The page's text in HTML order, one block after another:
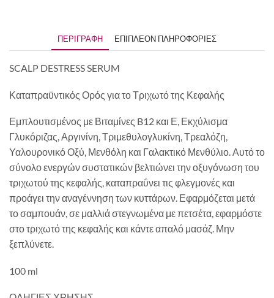
ΠΕΡΙΓΡΑΦΉ ΕΠΙΠΛΈΟΝ ΠΛΗΡΟΦΟΡΊΕΣ
SCALP DESTRESS SERUM
Καταπραϋντικός Ορός για το Τριχωτό της Κεφαλής
Εμπλουτισμένος με Βιταμίνες B12 και Ε, Εκχύλισμα
Γλυκόριζας, Αργινίνη, Τριμεθυλογλυκίνη, Τρεαλόζη,
Υαλουρονικό Οξύ, Μενθόλη και Γαλακτικό Μενθύλιο. Αυτό το
σύνολο ενεργών συστατικών βελτιώνει την οξυγόνωση του
τριχωτού της κεφαλής, καταπραΰνει τις φλεγμονές και
προάγει την αναγέννηση των κυττάρων. Εφαρμόζεται μετά
το σαμπουάν, σε μαλλιά στεγνωμένα με πετσέτα, εφαρμόστε
στο τριχωτό της κεφαλής και κάντε απαλό μασάζ. Μην
ξεπλύνετε.
100 ml